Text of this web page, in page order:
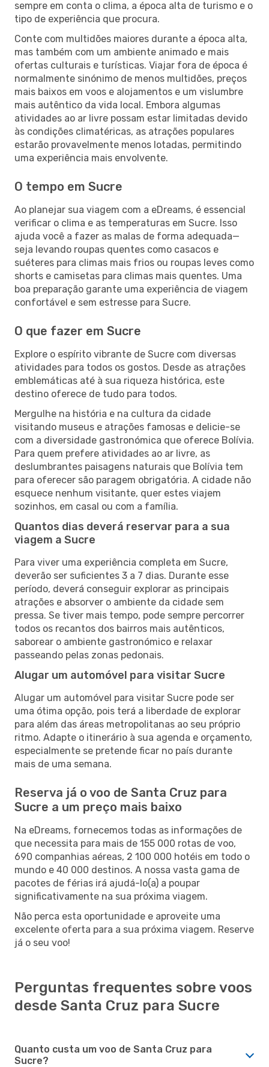
sempre em conta o clima, a época alta de turismo e o
tipo de experiência que procura.
Conte com multidões maiores durante a época alta,
mas também com um ambiente animado e mais
ofertas culturais e turísticas. Viajar fora de época é
normalmente sinónimo de menos multidões, preços
mais baixos em voos e alojamentos e um vislumbre
mais autêntico da vida local. Embora algumas
atividades ao ar livre possam estar limitadas devido
às condições climatéricas, as atrações populares
estarão provavelmente menos lotadas, permitindo
uma experiência mais envolvente.
O tempo em Sucre
Ao planejar sua viagem com a eDreams, é essencial
verificar o clima e as temperaturas em Sucre. Isso
ajuda você a fazer as malas de forma adequada—
seja levando roupas quentes como casacos e
suéteres para climas mais frios ou roupas leves como
shorts e camisetas para climas mais quentes. Uma
boa preparação garante uma experiência de viagem
confortável e sem estresse para Sucre.
O que fazer em Sucre
Explore o espírito vibrante de Sucre com diversas
atividades para todos os gostos. Desde as atrações
emblemáticas até à sua riqueza histórica, este
destino oferece de tudo para todos.
Mergulhe na história e na cultura da cidade
visitando museus e atrações famosas e delicie-se
com a diversidade gastronómica que oferece Bolívia.
Para quem prefere atividades ao ar livre, as
deslumbrantes paisagens naturais que Bolívia tem
para oferecer são paragem obrigatória. A cidade não
esquece nenhum visitante, quer estes viajem
sozinhos, em casal ou com a família.
Quantos dias deverá reservar para a sua
viagem a Sucre
Para viver uma experiência completa em Sucre,
deverão ser suficientes 3 a 7 dias. Durante esse
período, deverá conseguir explorar as principais
atrações e absorver o ambiente da cidade sem
pressa. Se tiver mais tempo, pode sempre percorrer
todos os recantos dos bairros mais autênticos,
saborear o ambiente gastronómico e relaxar
passeando pelas zonas pedonais.
Alugar um automóvel para visitar Sucre
Alugar um automóvel para visitar Sucre pode ser
uma ótima opção, pois terá a liberdade de explorar
para além das áreas metropolitanas ao seu próprio
ritmo. Adapte o itinerário à sua agenda e orçamento,
especialmente se pretende ficar no país durante
mais de uma semana.
Reserva já o voo de Santa Cruz para
Sucre a um preço mais baixo
Na eDreams, fornecemos todas as informações de
que necessita para mais de 155 000 rotas de voo,
690 companhias aéreas, 2 100 000 hotéis em todo o
mundo e 40 000 destinos. A nossa vasta gama de
pacotes de férias irá ajudá-lo(a) a poupar
significativamente na sua próxima viagem.
Não perca esta oportunidade e aproveite uma
excelente oferta para a sua próxima viagem. Reserve
já o seu voo!
Perguntas frequentes sobre voos
desde Santa Cruz para Sucre
Quanto custa um voo de Santa Cruz para
Sucre?